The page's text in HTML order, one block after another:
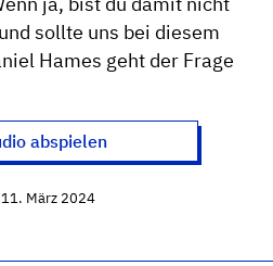
sollte uns bei diesem
Hames geht der Frage
abspielen
März 2024